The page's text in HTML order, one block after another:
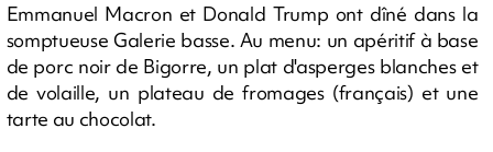
Emmanuel Macron et Donald Trump ont dîné dans la
somptueuse Galerie basse. Au menu: un apéritif à base
de porc noir de Bigorre, un plat d'asperges blanches et
de volaille, un plateau de fromages (français) et une
tarte au chocolat.